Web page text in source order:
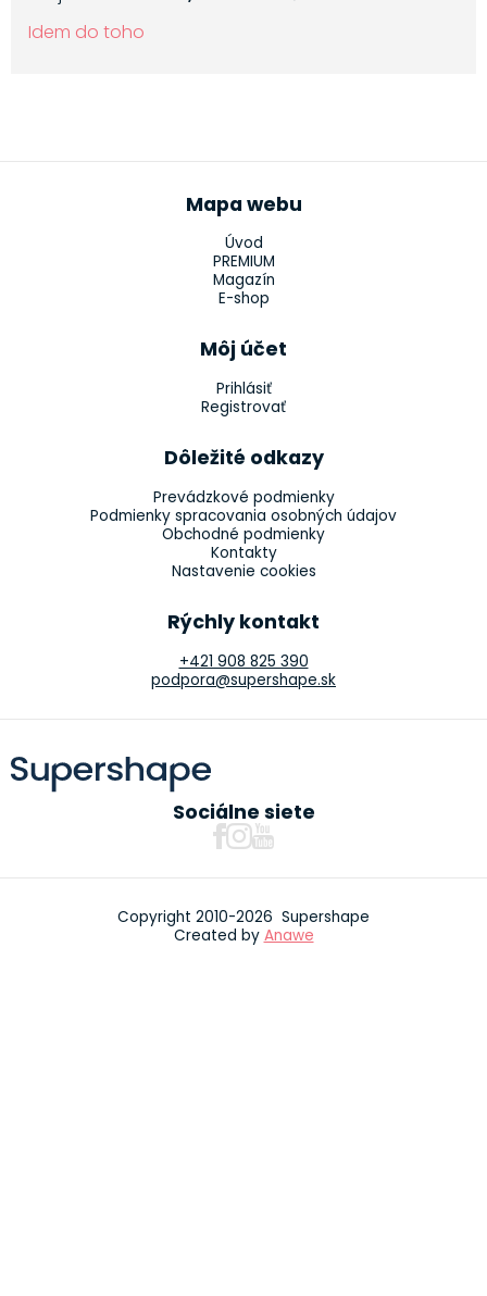
Idem do toho
Mapa webu
Úvod
PREMIUM
Magazín
E-shop
Môj účet
Prihlásiť
Registrovať
Dôležité odkazy
Prevádzkové podmienky
Podmienky spracovania osobných údajov
Obchodné podmienky
Kontakty
Nastavenie cookies
Rýchly kontakt
+421 908 825 390
podpora@supershape.sk
Sociálne siete
Copyright 2010-2026 Supershape
Created by Anawe